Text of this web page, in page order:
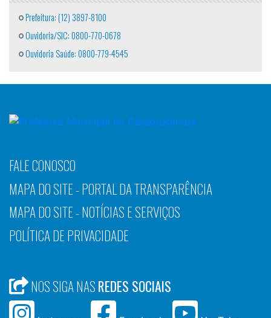
Prefeitura: (12) 3897-8100
Ouvidoria/SIC: 0800-770-0678
Ouvidoria Saúde: 0800-779-4545
FALE CONOSCO
MAPA DO SITE - PORTAL DA TRANSPARÊNCIA
MAPA DO SITE - NOTÍCIAS E SERVIÇOS
POLÍTICA DE PRIVACIDADE
NOS SIGA NASREDES SOCIAIS